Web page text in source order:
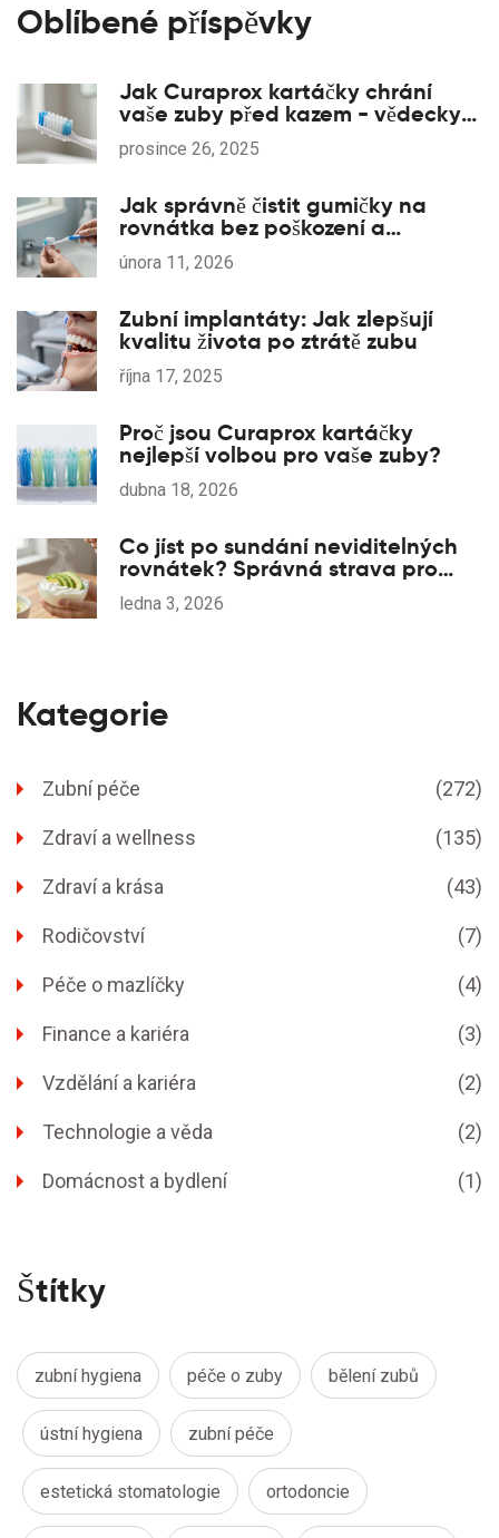
Oblíbené příspěvky
Jak Curaprox kartáčky chrání
vaše zuby před kazem - vědecky
ověřený přístup
prosince 26, 2025
Jak správně čistit gumičky na
rovnátka bez poškození a
zbytečných nákladů
února 11, 2026
Zubní implantáty: Jak zlepšují
kvalitu života po ztrátě zubu
října 17, 2025
Proč jsou Curaprox kartáčky
nejlepší volbou pro vaše zuby?
dubna 18, 2026
Co jíst po sundání neviditelných
rovnátek? Správná strava pro
zuby po ortodontii
ledna 3, 2026
Kategorie
Zubní péče (272)
Zdraví a wellness (135)
Zdraví a krása (43)
Rodičovství (7)
Péče o mazlíčky (4)
Finance a kariéra (3)
Vzdělání a kariéra (2)
Technologie a věda (2)
Domácnost a bydlení (1)
Štítky
zubní hygiena péče o zuby bělení zubů
ústní hygiena zubní péče
estetická stomatologie ortodoncie